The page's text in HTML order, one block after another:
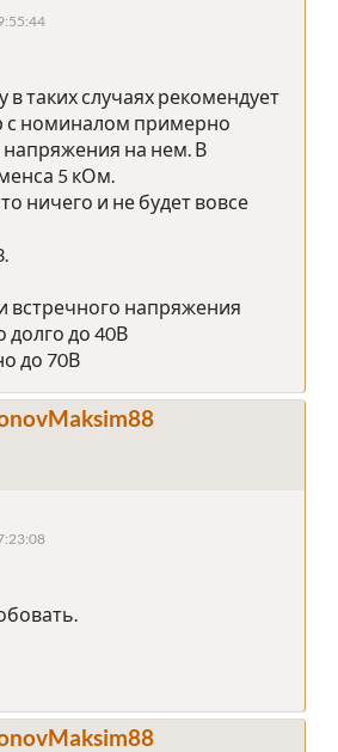
таких случаях рекомендует
с номиналом примерно
на нем. В
5 кОм.
ничего и не будет вовсе
встречного напряжения
долго до 40В
до 70В